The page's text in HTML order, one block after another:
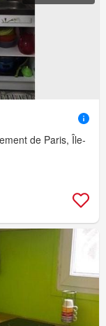
de Paris, Île-